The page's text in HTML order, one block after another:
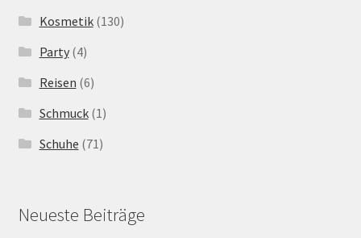
Kosmetik(130)
Party(4)
Reisen (6)
Schmuck(1)
Schuhe (71)
Neueste Beiträge